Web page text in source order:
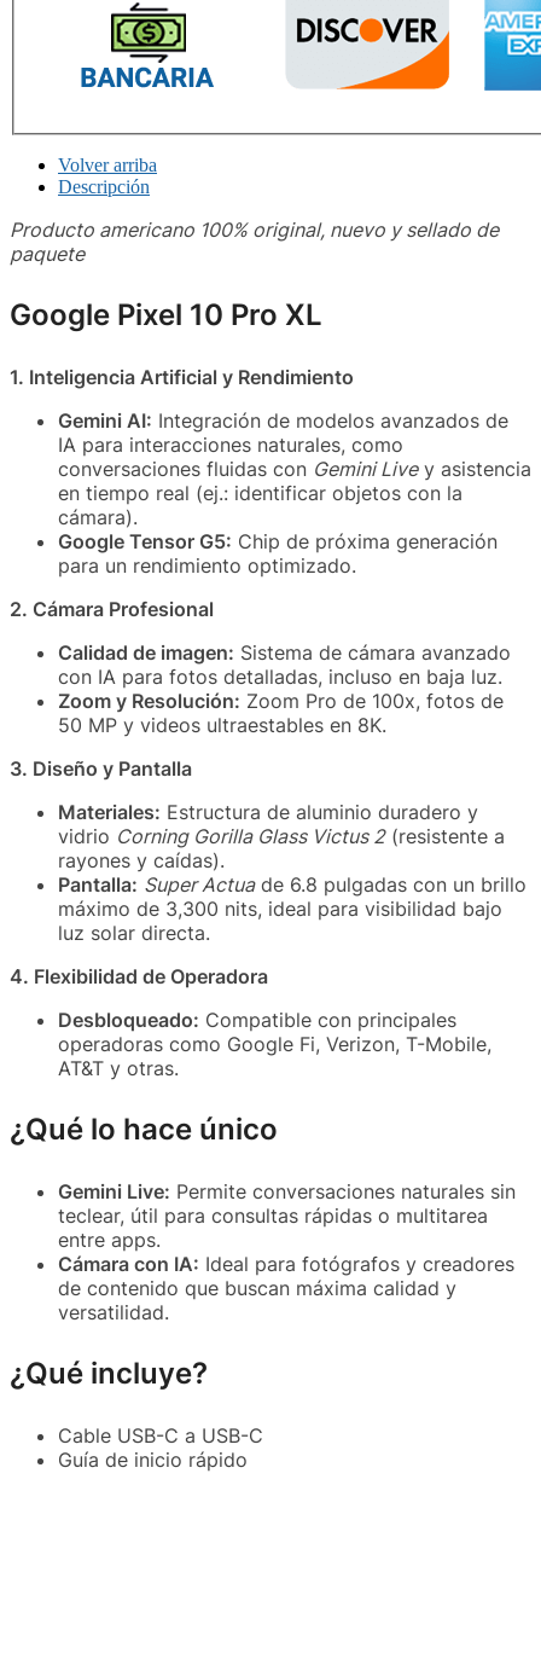
Volver arriba
Descripción
Producto americano 100% original, nuevo y sellado de
paquete
Google Pixel 10 Pro XL
1. Inteligencia Artificial y Rendimiento
Gemini AI: Integración de modelos avanzados de
IA para interacciones naturales, como
conversaciones fluidas con Gemini Livey asistencia
en tiempo real (ej.: identificar objetos con la
cámara).
Google Tensor G5: Chip de próxima generación
para un rendimiento optimizado.
2. Cámara Profesional
Calidad de imagen: Sistema de cámara avanzado
con IA para fotos detalladas, incluso en baja luz.
Zoom y Resolución: Zoom Pro de 100x, fotos de
50 MP y videos ultraestables en 8K.
3. Diseño y Pantalla
Materiales: Estructura de aluminio duradero y
vidrio Corning Gorilla Glass Victus 2(resistente a
rayones y caídas).
Pantalla: Super Actuade 6.8 pulgadas con un brillo
máximo de 3,300 nits, ideal para visibilidad bajo
luz solar directa.
4. Flexibilidad de Operadora
Desbloqueado: Compatible con principales
operadoras como Google Fi, Verizon, T-Mobile,
AT&T y otras.
¿Qué lo hace único
Gemini Live: Permite conversaciones naturales sin
teclear, útil para consultas rápidas o multitarea
entre apps.
Cámara con IA: Ideal para fotógrafos y creadores
de contenido que buscan máxima calidad y
versatilidad.
¿Qué incluye?
Cable USB-C a USB-C
Guía de inicio rápido